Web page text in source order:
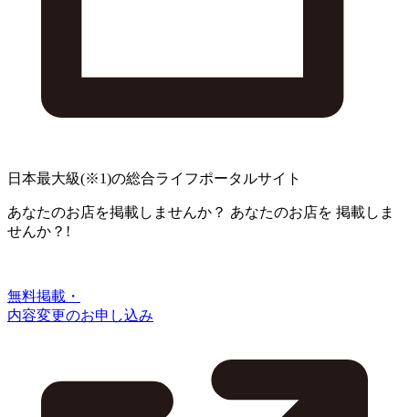
日本最大級(※1)の総合ライフポータルサイト
あなたのお店を掲載しませんか？ あなたのお店を 掲載しま
せんか？!
無料掲載・
内容変更のお申し込み